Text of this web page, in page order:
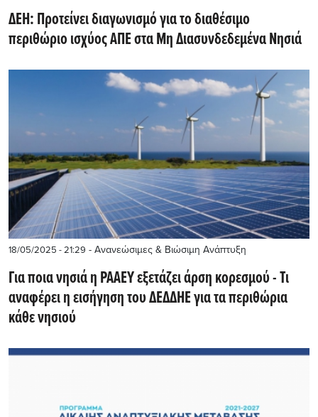
ΔΕΗ: Προτείνει διαγωνισμό για το διαθέσιμο
περιθώριο ισχύος ΑΠΕ στα Μη Διασυνδεδεμένα Νησιά
18/05/2025 - 21:29 - Ανανεώσιμες & Βιώσιμη Ανάπτυξη
Για ποια νησιά η ΡΑΑΕΥ εξετάζει άρση κορεσμού - Τι
αναφέρει η εισήγηση του ΔΕΔΔΗΕ για τα περιθώρια
κάθε νησιού